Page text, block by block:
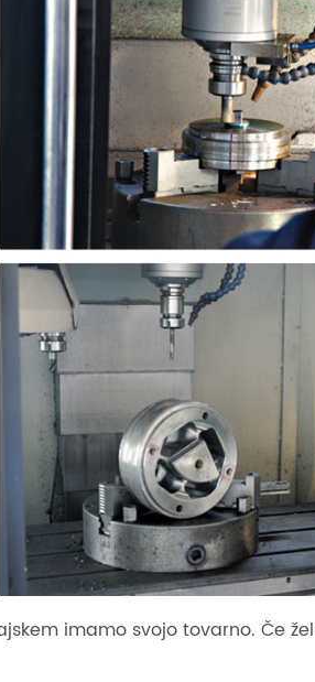
imamo svojo tovarno. Če